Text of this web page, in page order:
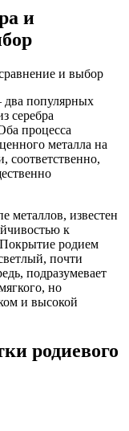
и
и выбор
два популярных
серебра
процесса
металла на
соответственно,
металлов, известен
к
родием
почти
подразумевает
но
и высокой
родиевого